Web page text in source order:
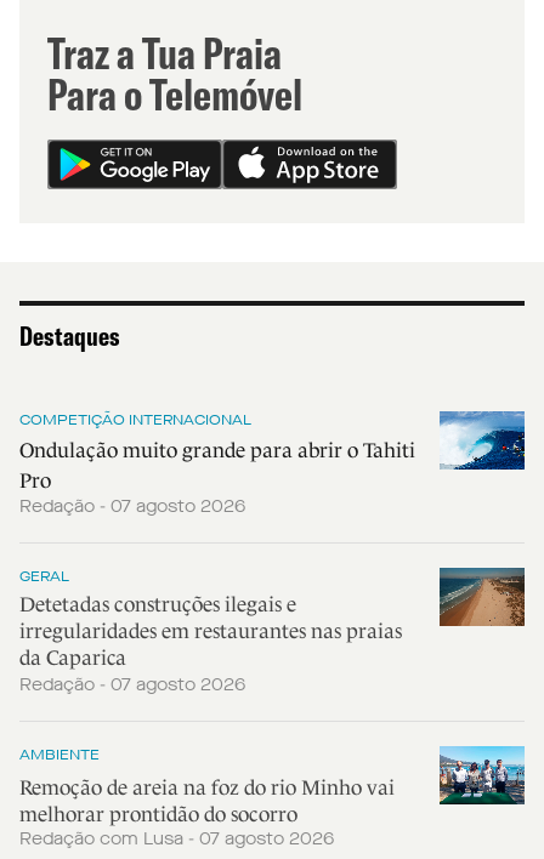
Traz a Tua Praia
Para o Telemóvel
Destaques
COMPETIÇÃO INTERNACIONAL
Ondulação muito grande para abrir o Tahiti
Pro
Redação - 07 agosto 2026
GERAL
Detetadas construções ilegais e
irregularidades em restaurantes nas praias
da Caparica
Redação - 07 agosto 2026
AMBIENTE
Remoção de areia na foz do rio Minho vai
melhorar prontidão do socorro
Redação com Lusa - 07 agosto 2026